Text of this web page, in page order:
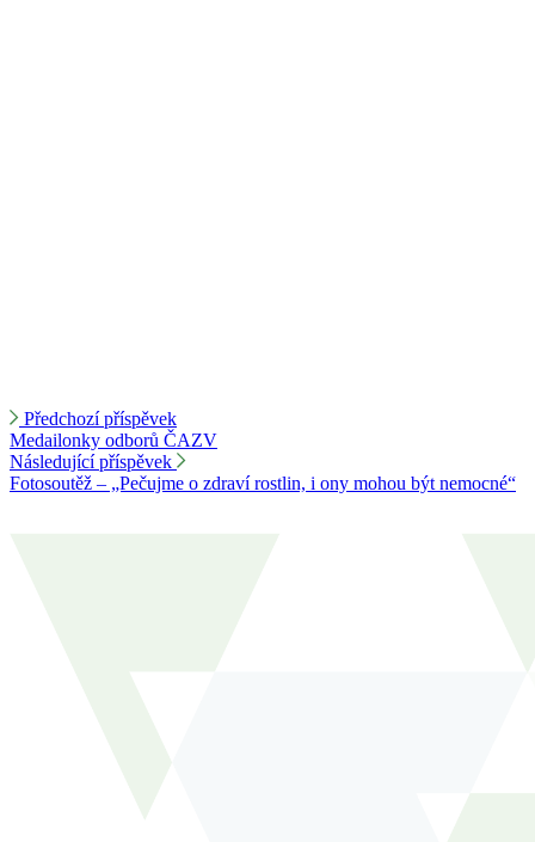
Předchozí příspěvek
Medailonky odborů ČAZV
Následující příspěvek
Fotosoutěž – „Pečujme o zdraví rostlin, i ony mohou být nemocné“